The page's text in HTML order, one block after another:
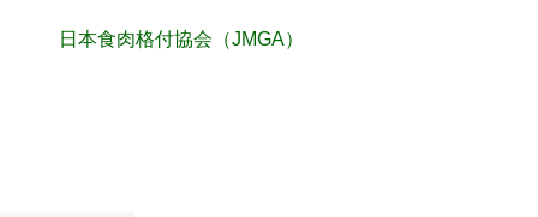
日本食肉格付協会（JMGA）